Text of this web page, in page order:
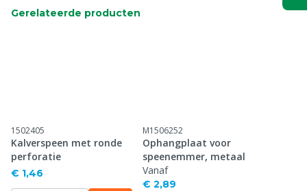
Gerelateerde producten
1502405
Kalverspeen met ronde
perforatie
€ 1,46
M1506252
Ophangplaat voor
speenemmer, metaal
Vanaf
€ 2,89